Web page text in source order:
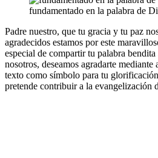
fundamentado en la palabra de
Padre nuestro, que tu gracia y tu paz
agradecidos estamos por este
especial de compartir tu palabra
nosotros, deseamos agradarte mediante
texto como símbolo para tu
pretende contribuir a la evangelización